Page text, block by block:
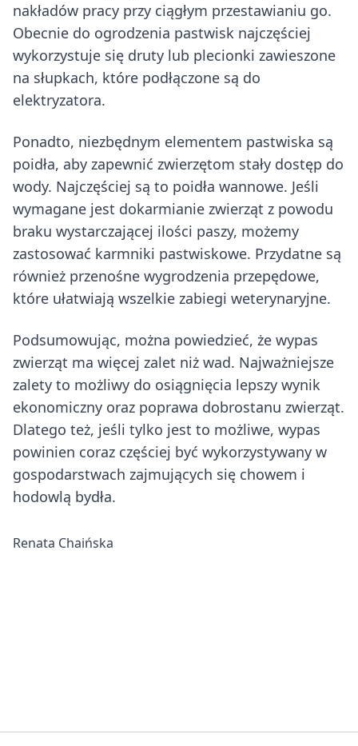
nakładów pracy przy ciągłym przestawianiu go.
Obecnie do ogrodzenia pastwisk najczęściej
wykorzystuje się druty lub plecionki zawieszone
na słupkach, które podłączone są do
elektryzatora.
Ponadto, niezbędnym elementem pastwiska są
poidła, aby zapewnić zwierzętom stały dostęp do
wody. Najczęściej są to poidła wannowe. Jeśli
wymagane jest dokarmianie zwierząt z powodu
braku wystarczającej ilości paszy, możemy
zastosować karmniki pastwiskowe. Przydatne są
również przenośne wygrodzenia przepędowe,
które ułatwiają wszelkie zabiegi weterynaryjne.
Podsumowując, można powiedzieć, że wypas
zwierząt ma więcej zalet niż wad. Najważniejsze
zalety to możliwy do osiągnięcia lepszy wynik
ekonomiczny oraz poprawa dobrostanu zwierząt.
Dlatego też, jeśli tylko jest to możliwe, wypas
powinien coraz częściej być wykorzystywany w
gospodarstwach zajmujących się chowem i
hodowlą bydła.
Renata Chaińska